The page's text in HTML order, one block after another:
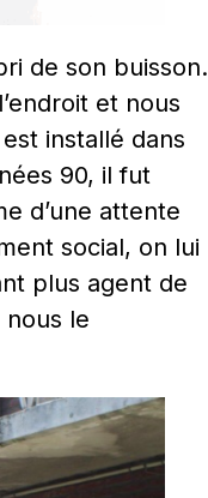
de son buisson.
et nous
installé dans
90, il fut
d’une attente
social, on lui
plus agent de
le